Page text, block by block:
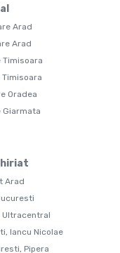
Arad
Arad
Timisoara
Oradea
Giarmata
Arad
Ultracentral
Iancu Nicolae
Pipera